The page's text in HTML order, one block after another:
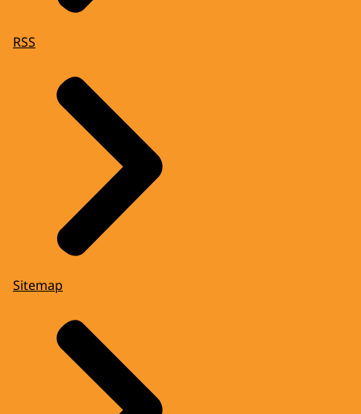
RSS
Sitemap